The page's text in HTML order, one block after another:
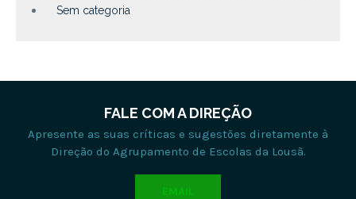
Sem categoria
FALE COM A DIREÇÃO
Apresente as suas críticas e sugestões diretamente à
Direção do Agrupamento de Escolas da Lousã.
EMAIL